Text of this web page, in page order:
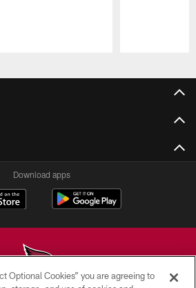
Download apps
Optional Cookies” you are agreeing to